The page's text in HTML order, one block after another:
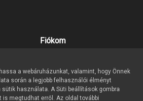
Fiókom
Kívánságlista
Hírlevél
a webáruházunkat, valamint, hogy Önnek
során a legjobb felhasználói élményt
használata. A Süti beállítások gombra
is megtudhat erről. Az oldal további